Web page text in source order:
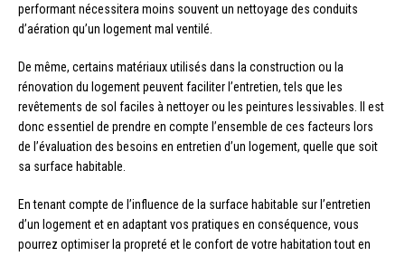
performant nécessitera moins souvent un nettoyage des conduits
d’aération qu’un logement mal ventilé.
De même, certains matériaux utilisés dans la construction ou la
rénovation du logement peuvent faciliter l’entretien, tels que les
revêtements de sol faciles à nettoyer ou les peintures lessivables. Il est
donc essentiel de prendre en compte l’ensemble de ces facteurs lors
de l’évaluation des besoins en entretien d’un logement, quelle que soit
sa surface habitable.
En tenant compte de l’influence de la surface habitable sur l’entretien
d’un logement et en adaptant vos pratiques en conséquence, vous
pourrez optimiser la propreté et le confort de votre habitation tout en